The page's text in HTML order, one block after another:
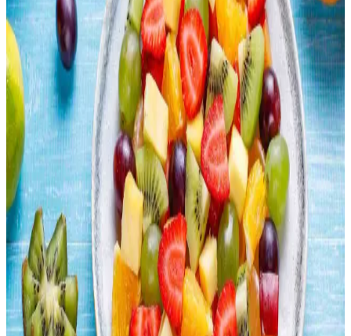
Dışarıda yemek yeme alışkanlığını azaltmak için çocuk dostu, pratik
ve taşınabilir öğünler hazırlamak önemlidir. Sandviçler, pizza
ruloları, makarna salataları gibi seçenekler ekonomik ve sağlıklı
alternatifler sunar.
Lahana Nasıl Değerlendirilir? Pişirme Yöntemleri ve
Geleneksel Tarifler
Lahana, ızgara, sote, haşlama, turşu ve dolma gibi çeşitli yöntemlerle
hazırlanabilir. Hem çiğ hem pişmiş tüketimiyle besleyici ve lezzetli
seçenekler sunar.
Çin Büfelerinde Sağlıklı Beslenme: Porsiyon Dengesi
ve Düşük Sodyumlu Seçenekler
Çin büfelerinde sağlıklı beslenmek için porsiyon kontrolü, sebze
tüketimini artırmak ve kızartılmış yiyeceklerden kaçınmak önemlidir.
Düşük sodyumlu soslar tercih edilmeli, protein çeşitliliğine dikkat
edilmelidir.
Uygun Fiyatlı Ev Yapımı Risotto: Basit Malzemelerle
Ekonomik ve Lezzetli Yemek